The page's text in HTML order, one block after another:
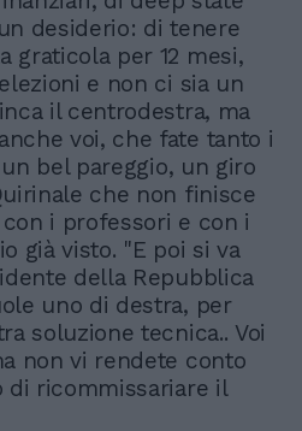
desiderio: di tenere
graticola per 12 mesi,
e non ci sia un
il centrodestra, ma
voi, che fate tanto i
bel pareggio, un giro
che non finisce
i professori e con i
già visto. "E poi si va
della Repubblica
uno di destra, per
soluzione tecnica.. Voi
non vi rendete conto
di ricommissariare il